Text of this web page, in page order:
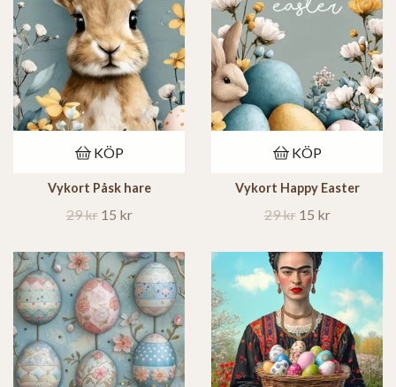
KÖP
Vykort Påsk hare
29 kr 15 kr
KÖP
Vykort Happy Easter
29 kr 15 kr